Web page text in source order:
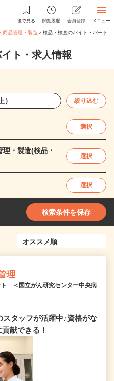
後で見る 閲覧履歴 会員登録 メニュー
商品管理・製造 ＞検品・検査のバイト・パート求
ト・求人情報
絞り込む
選択
・製造(検品・
選択
選択
検索条件を保存
理
＜国立がん研究センター中央病
タッフが活躍中♪資格がな
献できる！